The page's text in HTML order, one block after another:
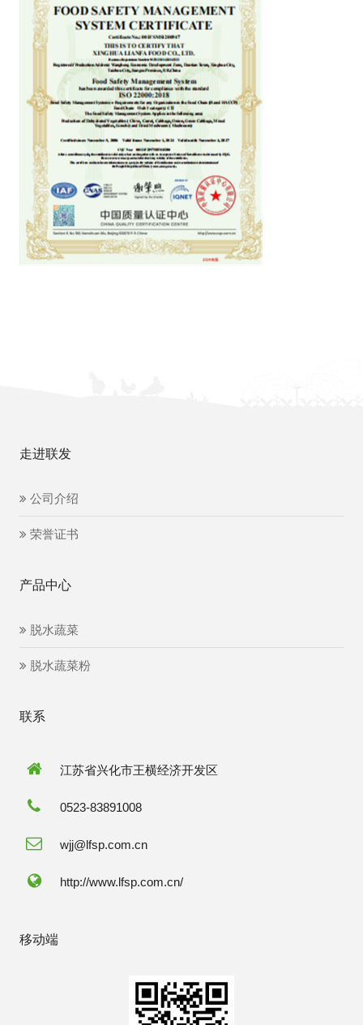
走进联发
公司介绍
荣誉证书
产品中心
脱水蔬菜
脱水蔬菜粉
联系
江苏省兴化市王横经济开发区
0523-83891008
wjj@lfsp.com.cn
http://www.lfsp.com.cn/
移动端